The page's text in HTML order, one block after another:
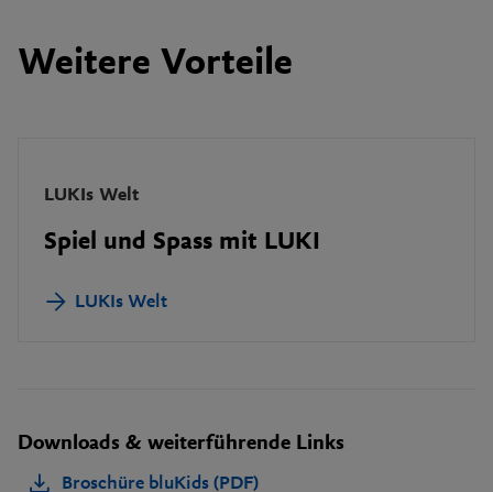
Weitere Vorteile
LUKIs Welt
Spiel und Spass mit LUKI
LUKIs Welt
Downloads & weiterführende Links
Broschüre bluKids (PDF)